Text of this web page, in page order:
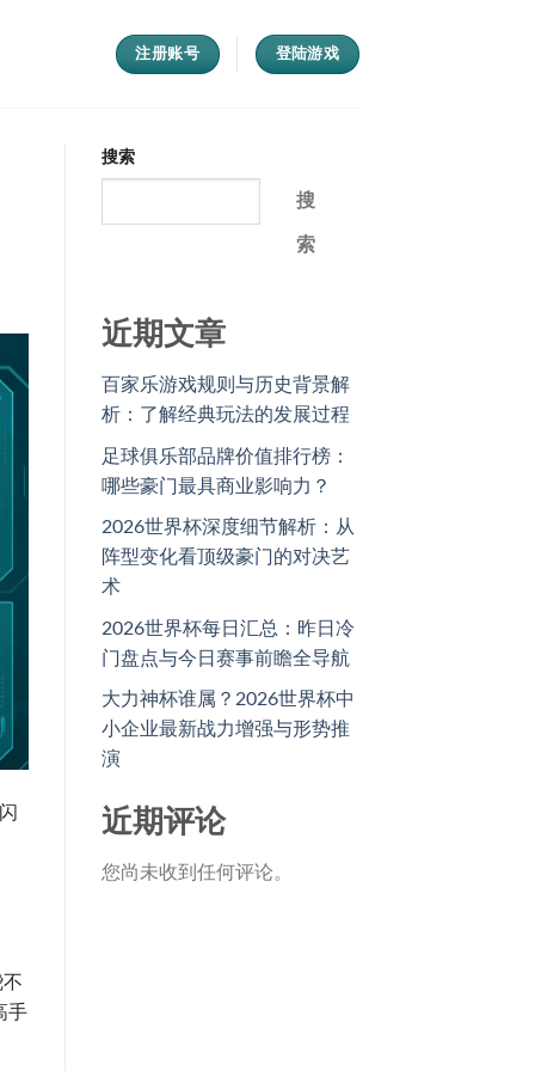
注册账号 登陆游戏
手
搜索
搜
索
近期文章
百家乐游戏规则与历史背景解
析：了解经典玩法的发展过程
足球俱乐部品牌价值排行榜：
哪些豪门最具商业影响力？
2026世界杯深度细节解析：从
阵型变化看顶级豪门的对决艺
术
2026世界杯每日汇总：昨日冷
门盘点与今日赛事前瞻全导航
大力神杯谁属？2026世界杯中
小企业最新战力增强与形势推
演
近期评论
您尚未收到任何评论。